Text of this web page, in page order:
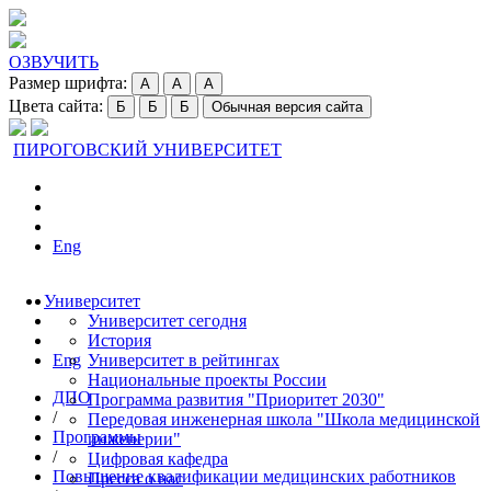
ОЗВУЧИТЬ
Размер шрифта:
A A A
Цвета сайта: Б Б Б Обычная версия сайта
ПИРОГОВСКИЙ УНИВЕРСИТЕТ
Eng
Университет
Университет сегодня
История
Университет в рейтингах
Национальные проекты России
Программа развития "Приоритет 2030"
Передовая инженерная школа "Школа медицинской
инженерии"
Цифровая кафедра
Пресса о нас
Eng
ДПО
/
Программы
/
Повышение квалификации медицинских работников